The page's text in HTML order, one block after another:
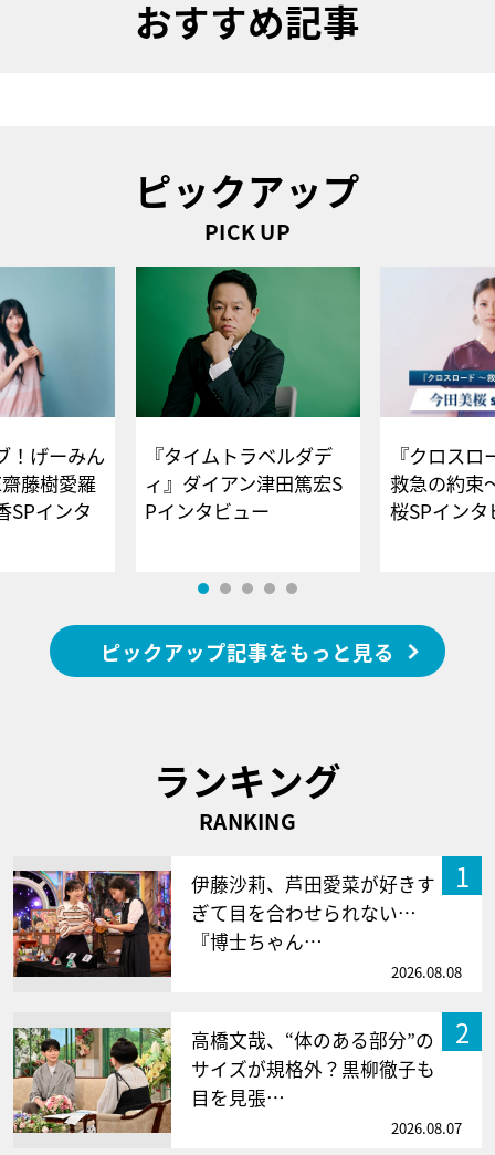
おすすめ記事
ピックアップ
PICK UP
！げーみん
藤樹愛羅
SPインタ
『タイムトラベルダデ
ィ』ダイアン津田篤宏S
Pインタビュー
『クロス
救急の約束
桜SPイ
ピックアップ記事をもっと見る
ランキング
RANKING
1
伊藤沙莉、芦田愛菜が好きす
ぎて目を合わせられない…
『博士ちゃん…
2026.08.08
2
高橋文哉、“体のある部分”の
サイズが規格外？黒柳徹子も
目を見張…
2026.08.07